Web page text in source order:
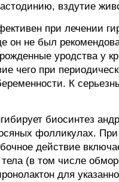
вздутие
при лечении
не был
уродства у
чего при
К
биосинтез
фолликулах.
действие
(в том числе
для